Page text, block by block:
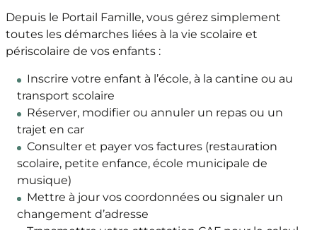
Depuis le Portail Famille, vous gérez simplement
toutes les démarches liées à la vie scolaire et
périscolaire de vos enfants :
Inscrire votre enfant à l’école, à la cantine ou au
transport scolaire
Réserver, modifier ou annuler un repas ou un
trajet en car
Consulter et payer vos factures (restauration
scolaire, petite enfance, école municipale de
musique)
Mettre à jour vos coordonnées ou signaler un
changement d’adresse